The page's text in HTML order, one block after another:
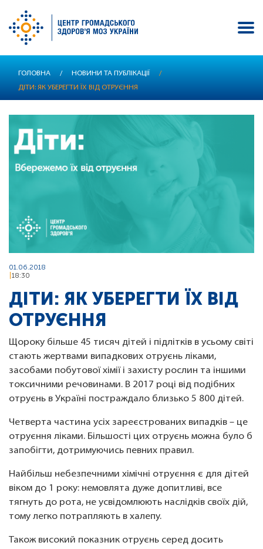
основного
ГОЛОВНА / НОВИНИ ТА ПУБЛІКАЦІЇ
/
ДІТИ: ЯК УБЕРЕГТИ ЇХ ВІД ОТРУЄННЯ
01.06.2018
18:30
ДІТИ: ЯК УБЕРЕГТИ ЇХ ВІД
ОТРУЄННЯ
Щороку більше 45 тисяч дітей і підлітків в усьому світі
стають жертвами випадкових отруєнь ліками,
засобами побутової хімії і захисту рослин та іншими
токсичними речовинами. В 2017 році від подібних
отруєнь в Україні постраждало близько 5 800 дітей.
Четверта частина усіх зареєстрованих випадків – це
отруєння ліками. Більшості цих отруєнь можна було б
запобігти, дотримуючись певних правил.
Найбільш небезпечними хімічні отруєння є для дітей
віком до 1 року: немовлята дуже допитливі, все
тягнуть до рота, не усвідомлюють наслідків своїх дій,
тому легко потрапляють в халепу.
Також високий показник отруєнь серед досить